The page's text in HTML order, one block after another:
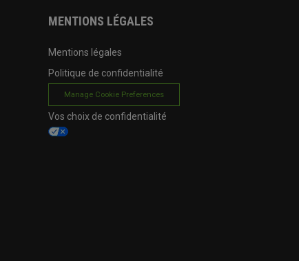
MENTIONS LÉGALES
Mentions légales
Politique de confidentialité
Manage Cookie Preferences
Vos choix de confidentialité